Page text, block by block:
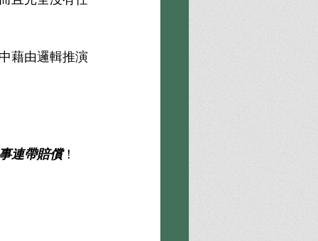
藉由邏輯推演
連帶賠償！